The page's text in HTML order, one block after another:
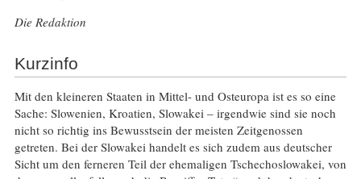
Die Redaktion
Kurzinfo
Mit den kleineren Staaten in Mittel- und Osteuropa ist es so eine
Sache: Slowenien, Kroatien, Slowakei – irgendwie sind sie noch
nicht so richtig ins Bewusstsein der meisten Zeitgenossen
getreten. Bei der Slowakei handelt es sich zudem aus deutscher
Sicht um den ferneren Teil der ehemaligen Tschechoslowakei, von